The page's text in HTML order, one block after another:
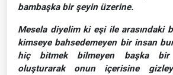
bambaşka bir şeyin üzerine.
Mesela diyelim ki eşi ile arasındaki
kimseye bahsedemeyen bir insan
hiç bitmek bilmeyen başka bir
oluşturarak onun içerisine